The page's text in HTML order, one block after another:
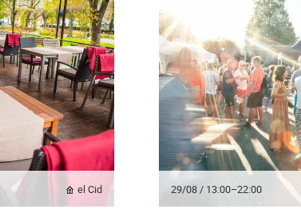
el Cid 29/08 / 13:00–22:00